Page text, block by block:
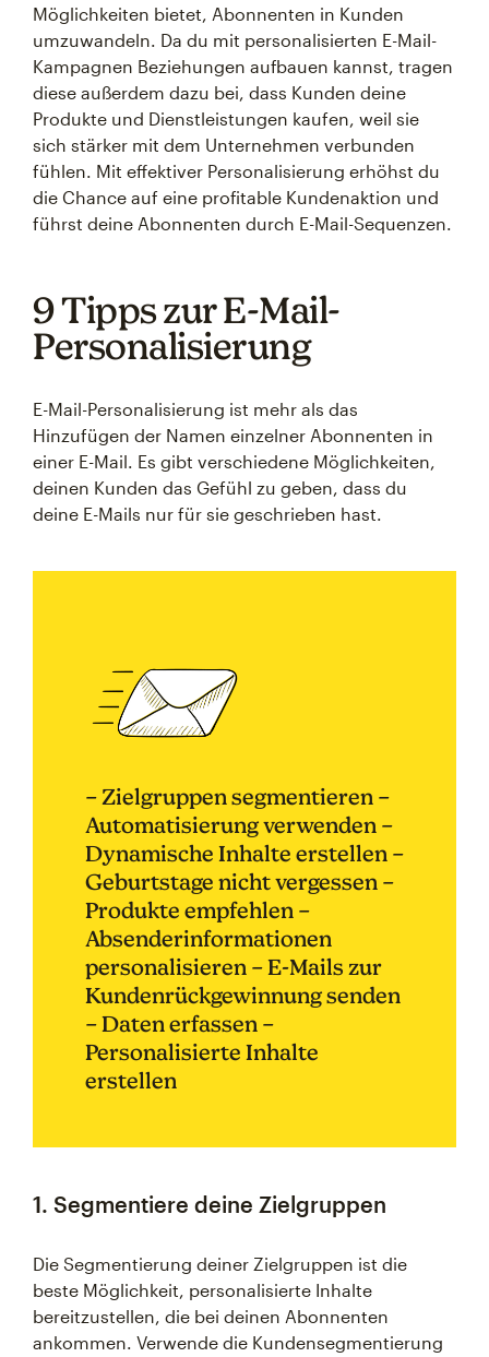
Möglichkeiten bietet, Abonnenten in Kunden
umzuwandeln. Da du mit personalisierten E-Mail-
Kampagnen Beziehungen aufbauen kannst, tragen
diese außerdem dazu bei, dass Kunden deine
Produkte und Dienstleistungen kaufen, weil sie
sich stärker mit dem Unternehmen verbunden
fühlen. Mit effektiver Personalisierung erhöhst du
die Chance auf eine profitable Kundenaktion und
führst deine Abonnenten durch E-Mail-Sequenzen.
9 Tipps zur E-Mail-
Personalisierung
E-Mail-Personalisierung ist mehr als das
Hinzufügen der Namen einzelner Abonnenten in
einer E-Mail. Es gibt verschiedene Möglichkeiten,
deinen Kunden das Gefühl zu geben, dass du
deine E-Mails nur für sie geschrieben hast.
– Zielgruppen segmentieren –
Automatisierung verwenden –
Dynamische Inhalte erstellen –
Geburtstage nicht vergessen –
Produkte empfehlen –
Absenderinformationen
personalisieren – E-Mails zur
Kundenrückgewinnung senden
– Daten erfassen –
Personalisierte Inhalte
erstellen
1. Segmentiere deine Zielgruppen
Die Segmentierung deiner Zielgruppen ist die
beste Möglichkeit, personalisierte Inhalte
bereitzustellen, die bei deinen Abonnenten
ankommen. Verwende die Kundensegmentierung